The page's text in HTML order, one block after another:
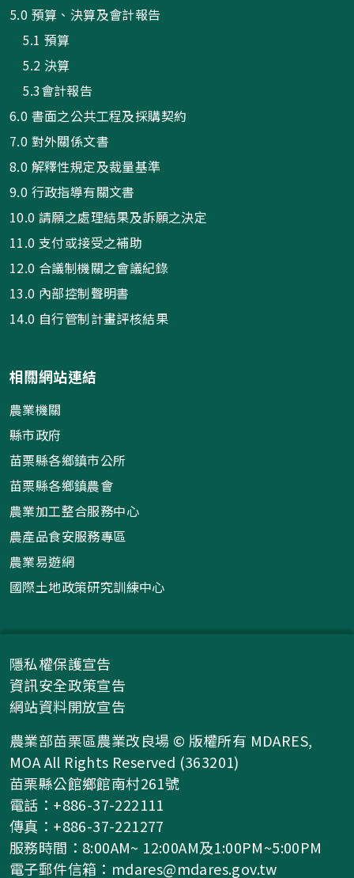
5.0 預算、決算及會計報告
5.1 預算
5.2 決算
5.3會計報告
6.0 書面之公共工程及採購契約
7.0 對外關係文書
8.0 解釋性規定及裁量基準
9.0 行政指導有關文書
10.0 請願之處理結果及訴願之決定
11.0 支付或接受之補助
12.0 合議制機關之會議紀錄
13.0 內部控制聲明書
14.0 自行管制計畫評核結果
相關網站連結
農業機關
縣市政府
苗栗縣各鄉鎮市公所
苗栗縣各鄉鎮農會
農業加工整合服務中心
農產品食安服務專區
農業易遊網
國際土地政策研究訓練中心
隱私權保護宣告
資訊安全政策宣告
網站資料開放宣告
農業部苗栗區農業改良場 © 版權所有 MDARES,
MOA All Rights Reserved (363201)
苗栗縣公館鄉館南村261號
電話：+886-37-222111
傳真：+886-37-221277
服務時間：8:00AM~ 12:00AM及1:00PM~5:00PM
電子郵件信箱： mdares@mdares.gov.tw